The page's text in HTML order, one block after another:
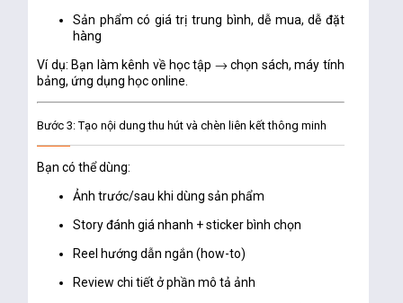
Sản phẩm có giá trị trung bình, dễ mua, dễ đặt
hàng
Ví dụ: Bạn làm kênh về học tập → chọn sách, máy tính
bảng, ứng dụng học online.
Bước 3: Tạo nội dung thu hút và chèn liên kết thông minh
Bạn có thể dùng:
Ảnh trước/sau khi dùng sản phẩm
Story đánh giá nhanh + sticker bình chọn
Reel hướng dẫn ngắn (how-to)
Review chi tiết ở phần mô tả ảnh